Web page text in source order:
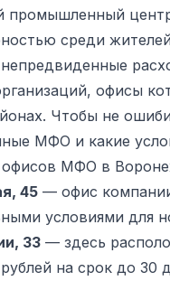
среди
офисы
Чтобы не
МФО и какие
офисов МФО в
45 — офис
условиями для
33 — здесь
на срок до 30